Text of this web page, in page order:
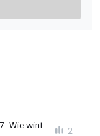
Wie wint
2